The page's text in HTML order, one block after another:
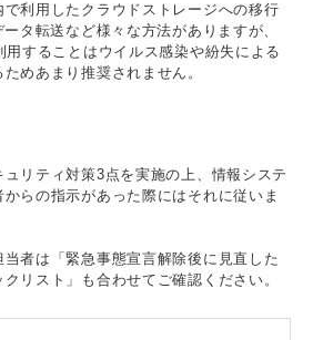
利用したクラウドストレージへの移行
タ転送など様々な方法がありますが、
することはウイルス感染や紛失による
めあまり推奨されません。
リティ対策3点を実施の上、情報システ
らの指示があった際にはそれに従いま
者は「緊急事態宣言解除後に見直した
リスト」も合わせてご確認ください。